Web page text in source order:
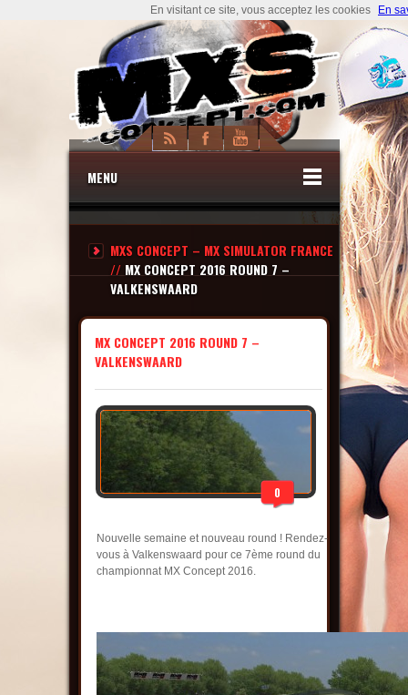
MENU
MXS CONCEPT – MX SIMULATOR FRANCE
// MX CONCEPT 2016 ROUND 7 –
VALKENSWAARD
MX CONCEPT 2016 ROUND 7 –
VALKENSWAARD
0
Nouvelle semaine et nouveau round ! Rendez-
vous à Valkenswaard pour ce 7ème round du
championnat MX Concept 2016.
En visitant ce site, vous acceptez les cookies En